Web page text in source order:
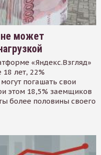
может
«Яндекс.Взгляд»
лет, 22%
погашать свои
этом 18,5% заемщиков
более половины своего